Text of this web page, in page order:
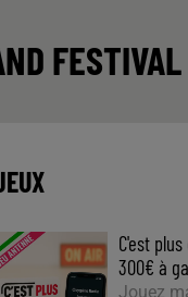
FESTIVAL
C'est
300€ à
Jouez